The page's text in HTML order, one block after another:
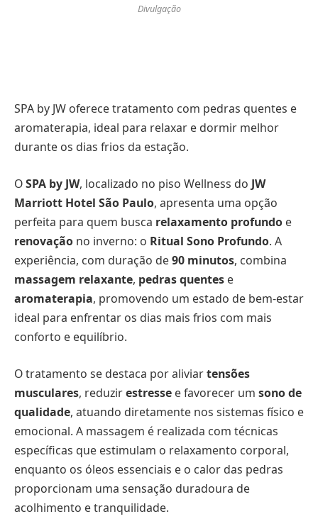
Divulgação
SPA by JW oferece tratamento com pedras quentes e
aromaterapia, ideal para relaxar e dormir melhor
durante os dias frios da estação.
OSPA by JW, localizado no piso Wellness do JW
Marriott Hotel São Paulo, apresenta uma opção
perfeita para quem busca relaxamento profundo e
renovação no inverno: o Ritual Sono Profundo. A
experiência, com duração de90 minutos, combina
massagem relaxante, pedras quentes e
aromaterapia, promovendo um estado de bem-estar
ideal para enfrentar os dias mais frios com mais
conforto e equilíbrio.
O tratamento se destaca por aliviartensões
musculares, reduzirestresse e favorecer um sono de
qualidade, atuando diretamente nos sistemas físico e
emocional. A massagem é realizada com técnicas
específicas que estimulam o relaxamento corporal,
enquanto os óleos essenciais e o calor das pedras
proporcionam uma sensação duradoura de
acolhimento e tranquilidade.